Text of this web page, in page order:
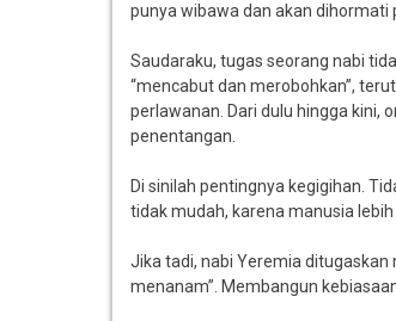
punya wibawa dan akan dihormati
Saudaraku, tugas seorang nabi
“mencabut dan merobohkan”,
perlawanan. Dari dulu hingga kini,
penentangan.
Di sinilah pentingnya kegigihan.
tidak mudah, karena manusia
Jika tadi, nabi Yeremia
menanam”. Membangun